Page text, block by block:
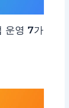
운영 7가